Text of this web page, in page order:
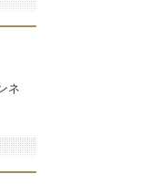
ネ